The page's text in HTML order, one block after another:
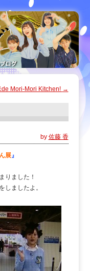
de Mori-Mori Kitchen! →
by 佐藤 香
展』
りました！
しましたよ。